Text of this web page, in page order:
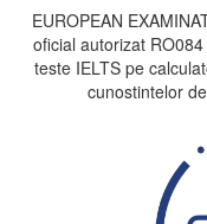
EUROPEAN
oficial autorizat
teste IELTS pe
cunostintelor